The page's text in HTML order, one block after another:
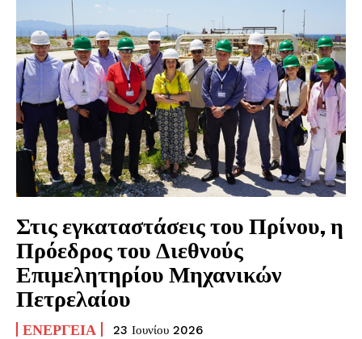
Στις εγκαταστάσεις του Πρίνου, η
Πρόεδρος του Διεθνούς
Επιμελητηρίου Μηχανικών
Πετρελαίου
ΕΝΈΡΓΕΙΑ 23 Ιουνίου 2026